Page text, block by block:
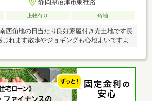
静岡県沼津市東椎路
上物有り 角地
西角地の日当たり良好家屋付き売土地です長
れます散歩やジョギングも心地よいですよ